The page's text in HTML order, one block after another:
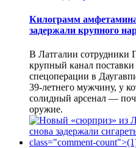
Килограмм
задержали крупного
В Латгалии сотрудники
крупный канал
спецоперации в
39-летнего мужчину, у
солидный арсенал —
оружие.